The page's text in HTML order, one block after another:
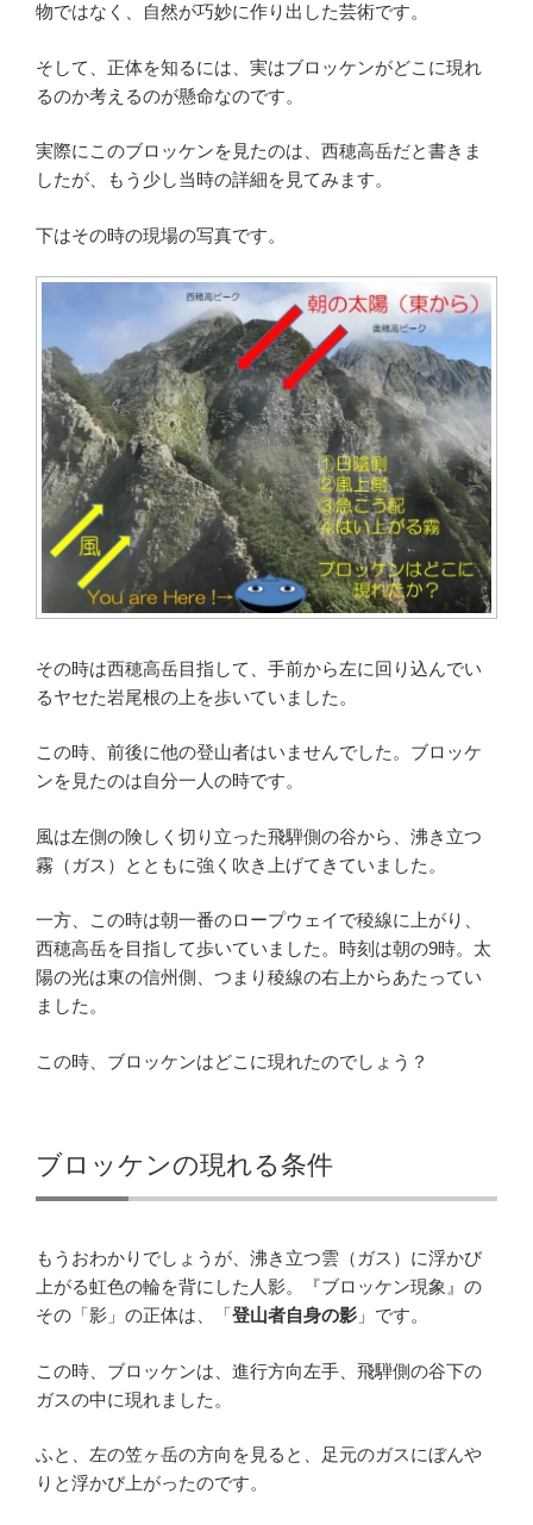
物ではなく、自然が巧妙に作り出した芸術です。
そして、正体を知るには、実はブロッケンがどこに現れ
るのか考えるのが懸命なのです。
実際にこのブロッケンを見たのは、西穂高岳だと書きま
したが、もう少し当時の詳細を見てみます。
下はその時の現場の写真です。
その時は西穂高岳目指して、手前から左に回り込んでい
るヤセた岩尾根の上を歩いていました。
この時、前後に他の登山者はいませんでした。ブロッケ
ンを見たのは自分一人の時です。
風は左側の険しく切り立った飛騨側の谷から、沸き立つ
霧（ガス）とともに強く吹き上げてきていました。
一方、この時は朝一番のロープウェイで稜線に上がり、
西穂高岳を目指して歩いていました。時刻は朝の9時。太
陽の光は東の信州側、つまり稜線の右上からあたってい
ました。
この時、ブロッケンはどこに現れたのでしょう？
ブロッケンの現れる条件
もうおわかりでしょうが、沸き立つ雲（ガス）に浮かび
上がる虹色の輪を背にした人影。『ブロッケン現象』の
その「影」の正体は、「登山者自身の影 」です。
この時、ブロッケンは、進行方向左手、飛騨側の谷下の
ガスの中に現れました。
ふと、左の笠ヶ岳の方向を見ると、足元のガスにぼんや
りと浮かび上がったのです。